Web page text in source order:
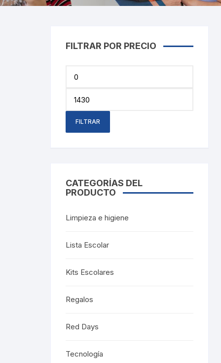
FILTRAR POR PRECIO
mínimo
máximo
FILTRAR
CATEGORÍAS DEL
PRODUCTO
Limpieza e higiene
Lista Escolar
Kits Escolares
Regalos
Red Days
Tecnología